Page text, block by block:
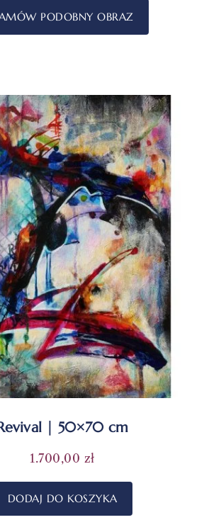
PODOBNY OBRAZ
| 50×70 cm
1.700,00 zł
DODAJ DO KOSZYKA